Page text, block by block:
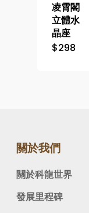
凌霄閣
立體水
晶座
$298
關於我們
關於科龍世界
發展里程碑